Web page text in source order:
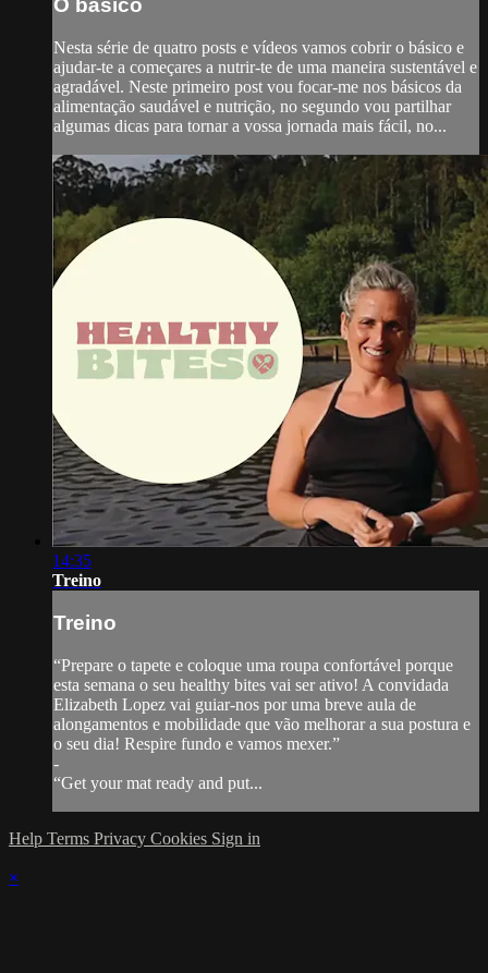
O básico
Nesta série de quatro posts e vídeos vamos cobrir o básico e
ajudar-te a começares a nutrir-te de uma maneira sustentável e
agradável. Neste primeiro post vou focar-me nos básicos da
alimentação saudável e nutrição, no segundo vou partilhar
algumas dicas para tornar a vossa jornada mais fácil, no...
14:35
Treino
Treino
“Prepare o tapete e coloque uma roupa confortável porque
esta semana o seu healthy bites vai ser ativo! A convidada
Elizabeth Lopez vai guiar-nos por uma breve aula de
alongamentos e mobilidade que vão melhorar a sua postura e
o seu dia! Respire fundo e vamos mexer.”
-
“Get your mat ready and put...
Help Terms Privacy Cookies Sign in
×